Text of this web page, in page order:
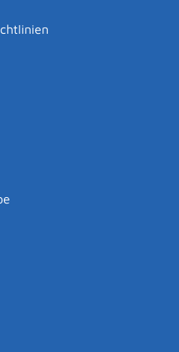
und Notarinnen in
amtlich beglaubigen
Stelle das
Anzahl
dann von der
verglichen.